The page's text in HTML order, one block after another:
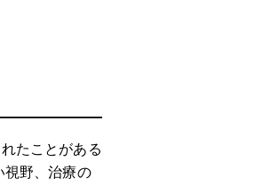
たことがある
視野、治療の